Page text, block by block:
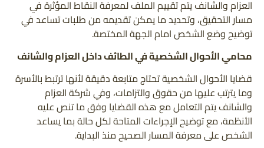
العزام والشانف يتم تقييم الملف لمعرفة النقاط المؤثرة في
مسار التحقيق، وتحديد ما يمكن تقديمه من طلبات تساعد في
توضيح وضع الشخص امام الجهة المختصة.
محامي الأحوال الشخصية في الطائف داخل العزام والشانف
قضايا الأحوال الشخصية تحتاج متابعة دقيقة لأنها ترتبط بالأسرة
وما يترتب عليها من حقوق والتزامات، وفي شركة العزام
والشانف يتم التعامل مع هذه القضايا وفق ما تنص عليه
الأنظمة، مع توضيح الإجراءات المتاحة لكل حالة بما يساعد
الشخص على معرفة المسار الصحيح منذ البداية.